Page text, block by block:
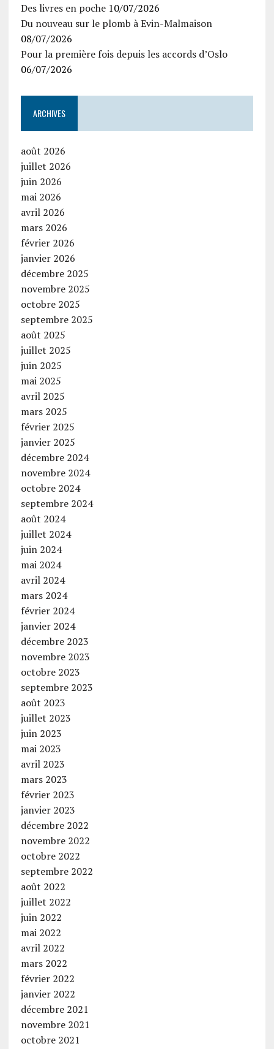
Des livres en poche 10/07/2026
Du nouveau sur le plomb à Evin-Malmaison
08/07/2026
Pour la première fois depuis les accords d’Oslo
06/07/2026
ARCHIVES
août 2026
juillet 2026
juin 2026
mai 2026
avril 2026
mars 2026
février 2026
janvier 2026
décembre 2025
novembre 2025
octobre 2025
septembre 2025
août 2025
juillet 2025
juin 2025
mai 2025
avril 2025
mars 2025
février 2025
janvier 2025
décembre 2024
novembre 2024
octobre 2024
septembre 2024
août 2024
juillet 2024
juin 2024
mai 2024
avril 2024
mars 2024
février 2024
janvier 2024
décembre 2023
novembre 2023
octobre 2023
septembre 2023
août 2023
juillet 2023
juin 2023
mai 2023
avril 2023
mars 2023
février 2023
janvier 2023
décembre 2022
novembre 2022
octobre 2022
septembre 2022
août 2022
juillet 2022
juin 2022
mai 2022
avril 2022
mars 2022
février 2022
janvier 2022
décembre 2021
novembre 2021
octobre 2021